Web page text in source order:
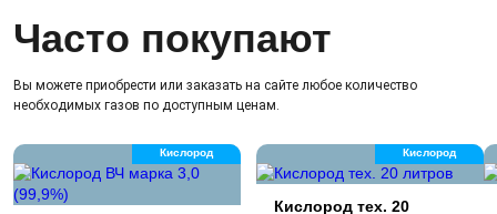
Часто покупают
Вы можете приобрести или заказать на сайте любое количество
необходимых газов по доступным ценам.
Кислород Кислород
Кислород тех. 20